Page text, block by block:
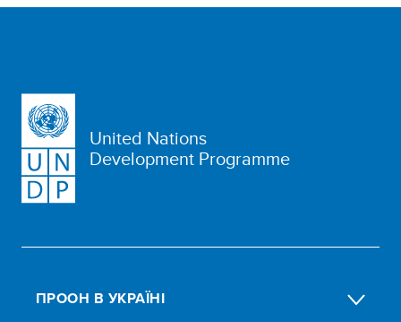
United Nations
Development Programme
ПРООН В УКРАЇНІ